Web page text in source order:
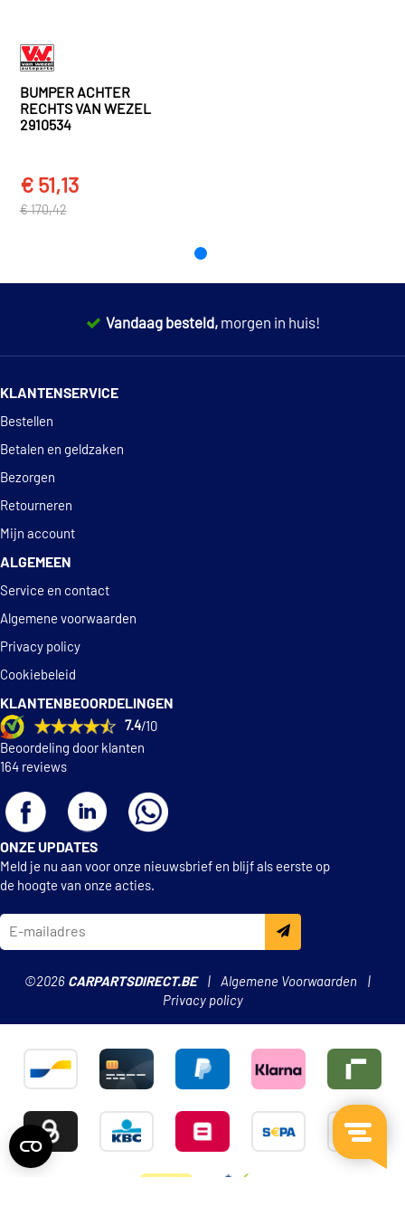
Smart
BUMPER ACHTER
RECHTS VAN WEZEL
2910534
€ 51,13
€ 170,42
Vandaag besteld, morgen in huis!
KLANTENSERVICE
Bestellen
Betalen en geldzaken
Bezorgen
Retourneren
Mijn account
ALGEMEEN
Service en contact
Algemene voorwaarden
Privacy policy
Cookiebeleid
KLANTENBEOORDELINGEN
7.4/10
Beoordeling door klanten
164 reviews
ONZE UPDATES
Meld je nu aan voor onze nieuwsbrief en blijf als eerste op
de hoogte van onze acties.
©2026 CARPARTSDIRECT.BE
Algemene Voorwaarden
Privacy policy